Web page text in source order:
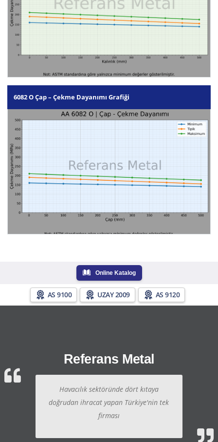
6082 O Çap – Çekme Dayanımı Grafiği
Online Katalog
AS 9100 UZAY 2009 AS 9120
Referans Metal
Havacılık sektöründe dört kıtaya
doğrudan ihracat yapan Türkiye'nin tek
firması